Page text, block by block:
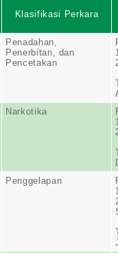
Klasifikasi Perkara
Penadahan,
Penerbitan, dan
Pencetakan
Narkotika
Penggelapan